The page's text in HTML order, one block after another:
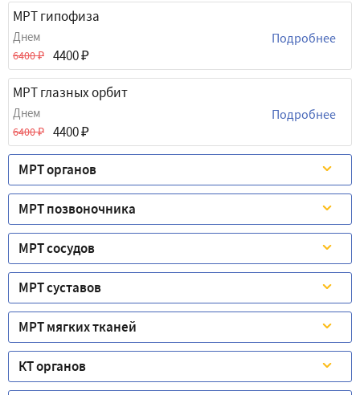
МРТ гипофиза
Подробнее
Днем
4400
6400
МРТ глазных орбит
Подробнее
Днем
4400
6400
МРТ органов
МРТ позвоночника
МРТ сосудов
МРТ суставов
МРТ мягких тканей
КТ органов